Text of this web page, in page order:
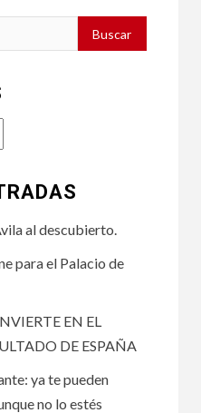
al descubierto.
para el Palacio de
EN EL
DE ESPAÑA
ya te pueden
no lo estés